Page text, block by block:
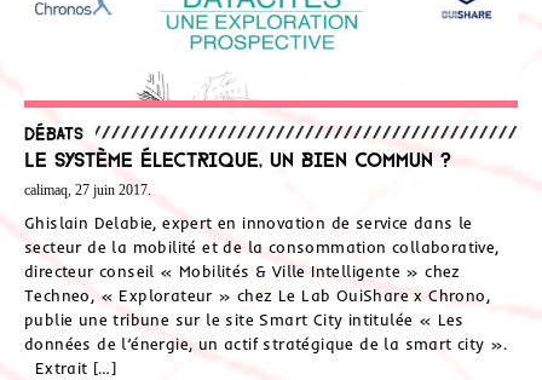
Débats
Le système électrique, un bien commun ?
calimaq, 27 juin 2017.
Ghislain Delabie, expert en innovation de service dans le
secteur de la mobilité et de la consommation collaborative,
directeur conseil « Mobilités & Ville Intelligente » chez
Techneo, « Explorateur » chez Le Lab OuiShare x Chrono,
publie une tribune sur le site Smart City intitulée « Les
données de l’énergie, un actif stratégique de la smart city ».
Extrait […]